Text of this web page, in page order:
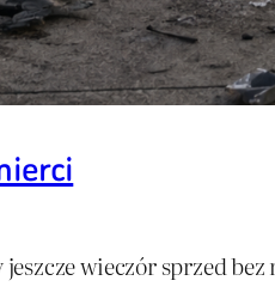
wieczór sprzed